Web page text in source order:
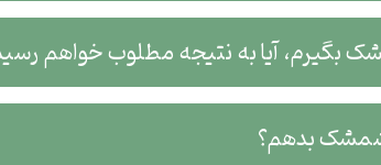
بگیرم، آیا به نتیجه مطلوب خواهم
شمشک بدهم؟